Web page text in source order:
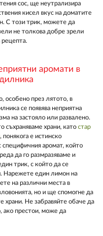
сос, ще неутрализира
кисел вкус на доматите
С този трик, можете да
не толкова добре зрели
аромати в
особено през лятото, в
се появява неприятна
на застояло или развалено.
съхраняваме храни, като стар
, понякога е истинско
специфичния аромат, който
да го размразяваме и
трик, с който да се
Нарежете един лимон на
на различни места в
но и ще спомогне да
храни. Не забравяйте обаче да
ако престои, може да